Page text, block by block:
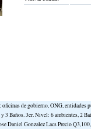
de gobierno, ONG,
3 Baños. 3er. Nivel: 6 ambientes, 2
Daniel Gonzalez Lacs Precio